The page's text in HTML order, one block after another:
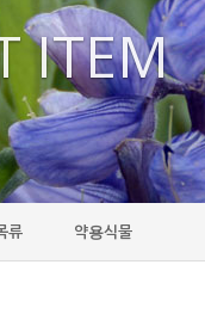
ITEM
류 약용식물